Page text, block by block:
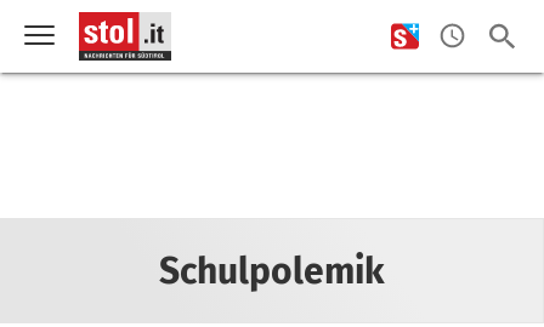
Schulpolemik